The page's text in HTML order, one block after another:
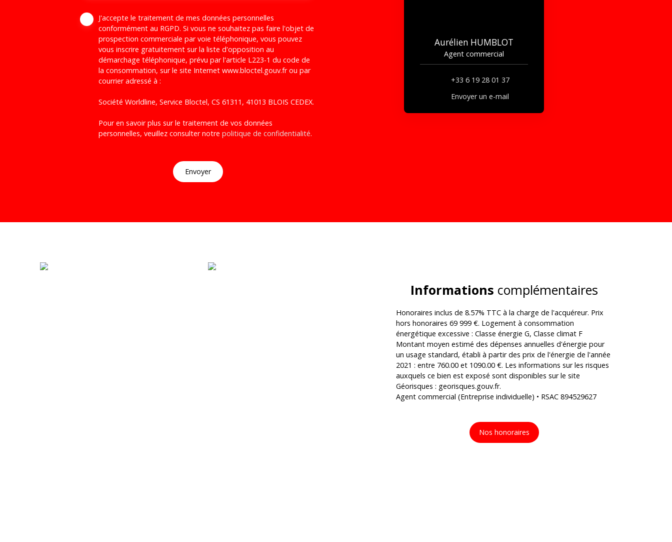
J'accepte le traitement de mes données personnelles
conformément au RGPD. Si vous ne souhaitez pas faire l'objet de
prospection commerciale par voie téléphonique, vous pouvez
vous inscrire gratuitement sur la liste d'opposition au
démarchage téléphonique, prévu par l'article L223-1 du code de
la consommation, sur le site Internet www.bloctel.gouv.fr ou par
courrier adressé à :
Société Worldline, Service Bloctel, CS 61311, 41013 BLOIS CEDEX.
Pour en savoir plus sur le traitement de vos données
personnelles, veuillez consulter notre politique de confidentialité.
Envoyer
Aurélien HUMBLOT
Agent commercial
+33 6 19 28 01 37
Envoyer un e-mail
Informations complémentaires
Honoraires inclus de 8.57% TTC à la charge de l'acquéreur. Prix
hors honoraires 69 999 €. Logement à consommation
énergétique excessive : Classe énergie G, Classe climat F
Montant moyen estimé des dépenses annuelles d'énergie pour
un usage standard, établi à partir des prix de l'énergie de l'année
2021 : entre 760.00 et 1090.00 €. Les informations sur les risques
auxquels ce bien est exposé sont disponibles sur le site
Géorisques : georisques.gouv.fr.
Agent commercial (Entreprise individuelle) • RSAC 894529627
Nos honoraires